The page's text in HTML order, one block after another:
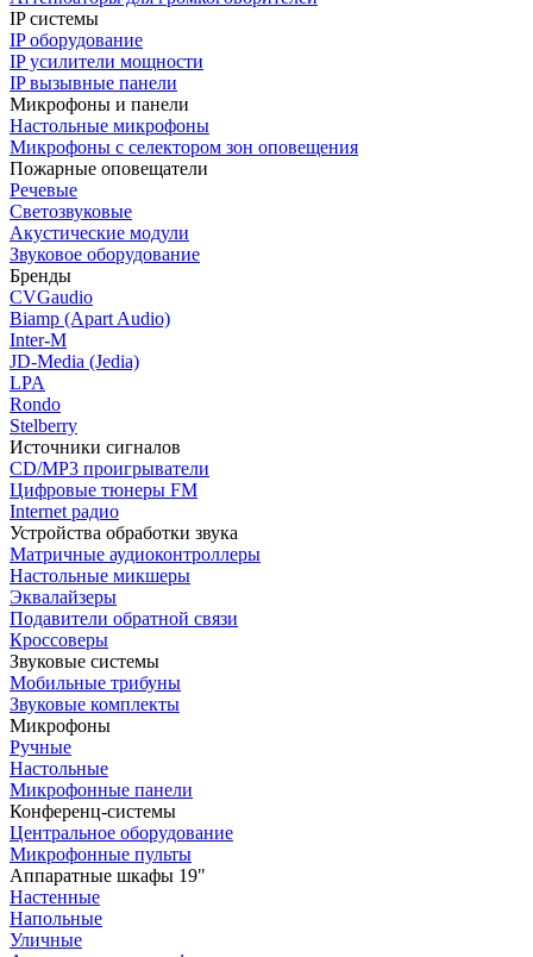
IP системы
IP оборудование
IP усилители мощности
IP вызывные панели
Микрофоны и панели
Настольные микрофоны
Микрофоны с селектором зон оповещения
Пожарные оповещатели
Речевые
Светозвуковые
Акустические модули
Звуковое оборудование
Бренды
CVGaudio
Biamp (Apart Audio)
Inter-M
JD-Media (Jedia)
LPA
Rondo
Stelberry
Источники сигналов
CD/MP3 проигрыватели
Цифровые тюнеры FM
Internet радио
Устройства обработки звука
Матричные аудиоконтроллеры
Настольные микшеры
Эквалайзеры
Подавители обратной связи
Кроссоверы
Звуковые системы
Мобильные трибуны
Звуковые комплекты
Микрофоны
Ручные
Настольные
Микрофонные панели
Конференц-системы
Центральное оборудование
Микрофонные пульты
Аппаратные шкафы 19"
Настенные
Напольные
Уличные